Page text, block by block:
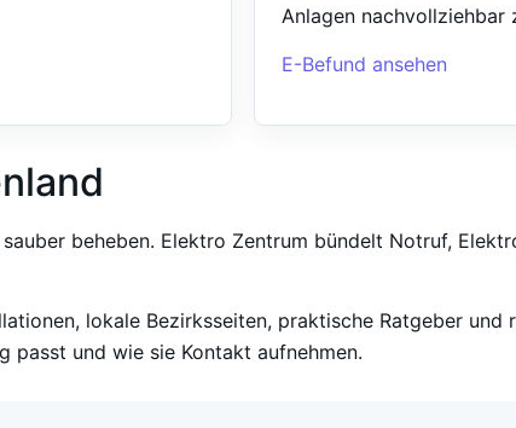
Anlagen nachvollziehbar
E-Befund ansehen
beheben. Elektro Zentrum bündelt Notruf,
lokale Bezirksseiten, praktische Ratgeber und
passt und wie sie Kontakt aufnehmen.